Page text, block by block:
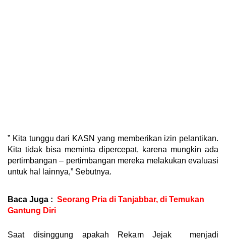
” Kita tunggu dari KASN yang memberikan izin pelantikan.
Kita tidak bisa meminta dipercepat, karena mungkin ada
pertimbangan – pertimbangan mereka melakukan evaluasi
untuk hal lainnya,” Sebutnya.
Baca Juga : Seorang Pria di Tanjabbar, di Temukan
Gantung Diri
Saat disinggung apakah Rekam Jejak menjadi